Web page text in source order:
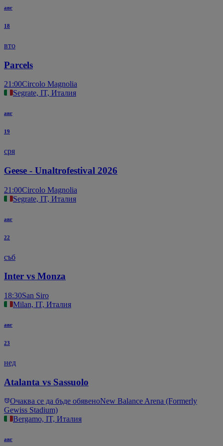
авг
18
вто
Parcels
21:00Circolo Magnolia
Segrate, IT, Италия
авг
19
сря
Geese - Unaltrofestival 2026
21:00Circolo Magnolia
Segrate, IT, Италия
авг
22
съб
Inter vs Monza
18:30San Siro
Milan, IT, Италия
авг
23
нед
Atalanta vs Sassuolo
Очаква се да бъде обявеноNew Balance Arena (Formerly
Gewiss Stadium)
Bergamo, IT, Италия
авг